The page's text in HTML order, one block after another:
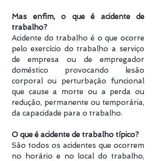
Mas enfim, o que é acidente de
trabalho?
Acidente do trabalho é o que ocorre
pelo exercício do trabalho a serviço
de empresa ou de empregador
doméstico provocando lesão
corporal ou perturbação funcional
que cause a morte ou a perda ou
redução, permanente ou temporária,
da capacidade para o trabalho.
O que é acidente de trabalho típico?
São todos os acidentes que ocorrem
no horário e no local do trabalho,